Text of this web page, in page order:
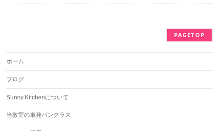
PAGETOP
ホーム
ブログ
Sunny Kitchenについて
当教室の単発パンクラス